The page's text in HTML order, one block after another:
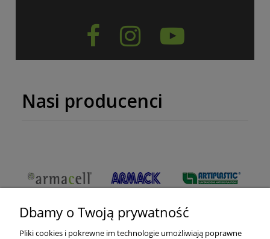
  
Nasi producenci
Dbamy o Twoją prywatność
Pliki cookies i pokrewne im technologie umożliwiają poprawne